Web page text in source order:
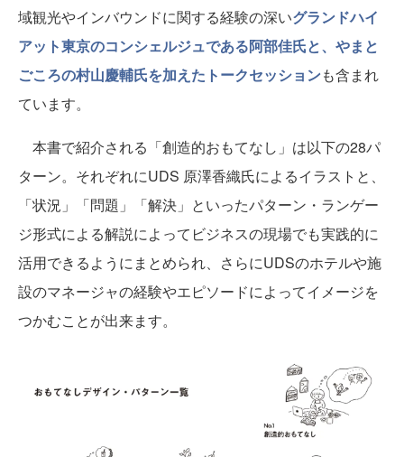
域観光やインバウンドに関する経験の深いグランドハイ
アット東京のコンシェルジュである阿部佳氏と、やまと
ごころの村山慶輔氏を加えたトークセッションも含まれ
ています。
本書で紹介される「創造的おもてなし」は以下の28パ
ターン。それぞれにUDS 原澤香織氏によるイラストと、
「状況」「問題」「解決」といったパターン・ランゲー
ジ形式による解説によってビジネスの現場でも実践的に
活用できるようにまとめられ、さらにUDSのホテルや施
設のマネージャの経験やエピソードによってイメージを
つかむことが出来ます。